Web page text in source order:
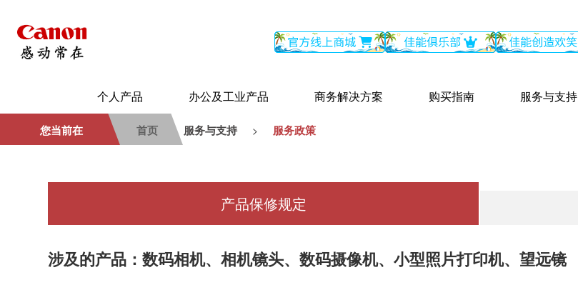
个人产品 办公及工业产品 商务解决方案 购买指南 服务与支持
您当前在 首页 服务与支持 > 服务政策
产品保修规定
涉及的产品：数码相机、相机镜头、数码摄像机、小型照片打印机、望远镜